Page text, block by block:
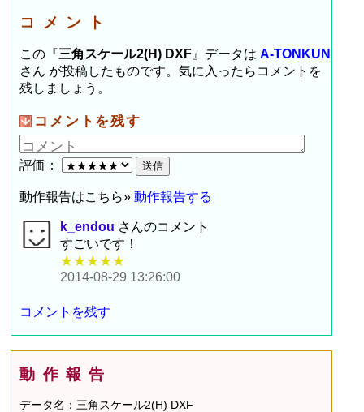
コメント
この『三角スケール2(H) DXF 』データはA-TONKUN
さん が投稿したものです。気に入ったらコメントを
残しましょう。
コメントを残す
評価：
動作報告はこちら»動作報告する
k_endou さんのコメント
すごいです！
★★★★★
2014-08-29 13:26:00
コメントを残す
動作報告
データ名：三角スケール2(H) DXF